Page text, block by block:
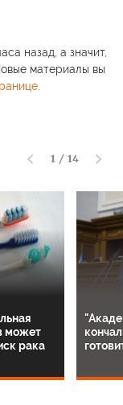
назад, а значит,
материалы вы
.
1 / 14
может
рака